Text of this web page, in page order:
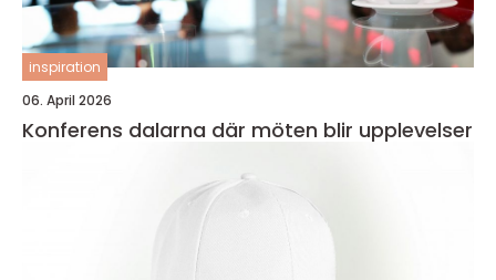
inspiration
06. April 2026
Konferens dalarna där möten blir upplevelser